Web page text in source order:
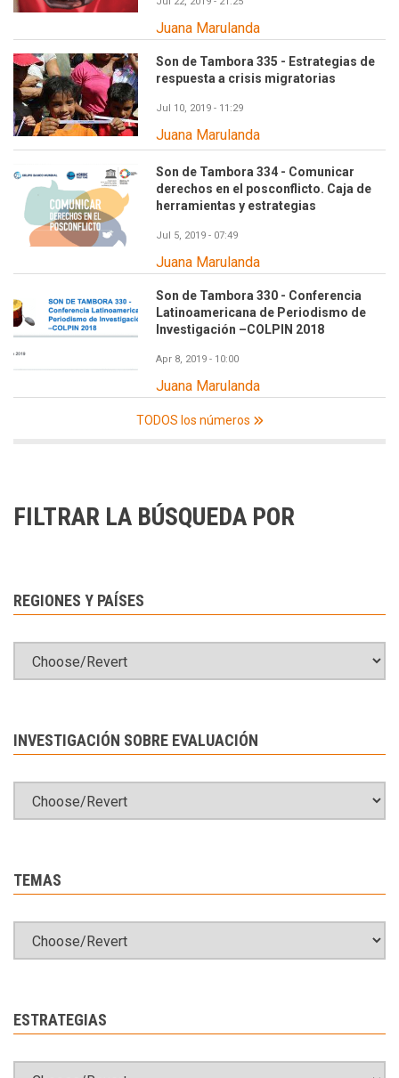
Juana Marulanda
Son de Tambora 335 - Estrategias de
respuesta a crisis migratorias
Jul 10, 2019 - 11:29
Juana Marulanda
Son de Tambora 334 - Comunicar
derechos en el posconflicto. Caja de
herramientas y estrategias
Jul 5, 2019 - 07:49
Juana Marulanda
Son de Tambora 330 - Conferencia
Latinoamericana de Periodismo de
Investigación –COLPIN 2018
Apr 8, 2019 - 10:00
Juana Marulanda
TODOS los números
FILTRAR LA BÚSQUEDA POR
REGIONES Y PAÍSES
INVESTIGACIÓN SOBRE EVALUACIÓN
TEMAS
ESTRATEGIAS